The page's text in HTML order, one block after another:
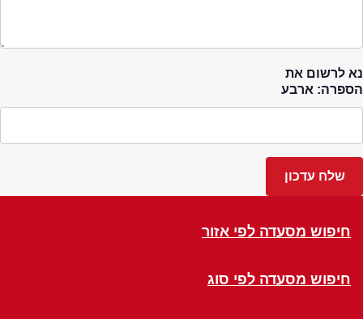
נא לרשום את
הספרה: ארבע
חיפוש מסעדה לפי אזור
חיפוש מסעדה לפי סוג